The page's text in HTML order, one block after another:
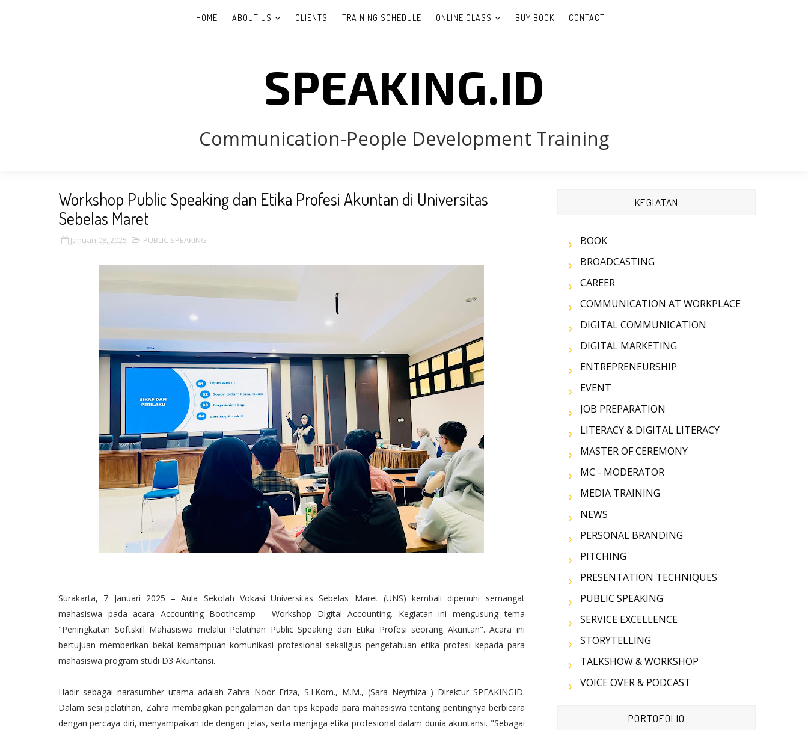
HOME ABOUT US CLIENTS TRAINING SCHEDULE ONLINE CLASS BUY BOOK CONTACT
SPEAKING.ID
Communication-People Development Training
Workshop Public Speaking dan Etika Profesi Akuntan di Universitas
Sebelas Maret
Januari 08, 2025 PUBLIC SPEAKING
Surakarta, 7 Januari 2025 – Aula Sekolah Vokasi Universitas Sebelas Maret (UNS) kembali dipenuhi semangat
mahasiswa pada acara Accounting Boothcamp – Workshop Digital Accounting. Kegiatan ini mengusung tema
"Peningkatan Softskill Mahasiswa melalui Pelatihan Public Speaking dan Etika Profesi seorang Akuntan". Acara ini
bertujuan memberikan bekal kemampuan komunikasi profesional sekaligus pengetahuan etika profesi kepada para
mahasiswa program studi D3 Akuntansi.
Hadir sebagai narasumber utama adalah Zahra Noor Eriza, S.I.Kom., M.M., (Sara Neyrhiza ) Direktur SPEAKINGID.
Dalam sesi pelatihan, Zahra membagikan pengalaman dan tips kepada para mahasiswa tentang pentingnya berbicara
dengan percaya diri, menyampaikan ide dengan jelas, serta menjaga etika profesional dalam dunia akuntansi. "Sebagai
KEGIATAN
BOOK
BROADCASTING
CAREER
COMMUNICATION AT WORKPLACE
DIGITAL COMMUNICATION
DIGITAL MARKETING
ENTREPRENEURSHIP
EVENT
JOB PREPARATION
LITERACY & DIGITAL LITERACY
MASTER OF CEREMONY
MC - MODERATOR
MEDIA TRAINING
NEWS
PERSONAL BRANDING
PITCHING
PRESENTATION TECHNIQUES
PUBLIC SPEAKING
SERVICE EXCELLENCE
STORYTELLING
TALKSHOW & WORKSHOP
VOICE OVER & PODCAST
PORTOFOLIO